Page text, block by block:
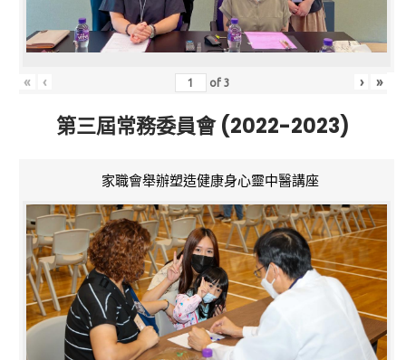
« ‹ of3 › »
第三屆常務委員會 (2022-2023)
家職會舉辦塑造健康身心靈中醫講座